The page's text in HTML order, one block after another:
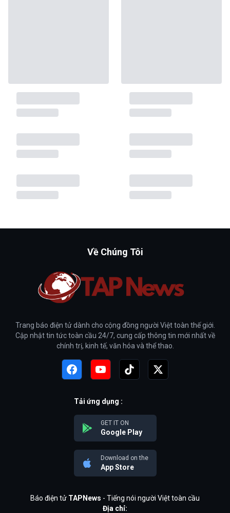
Về Chúng Tôi
Trang báo điện tử dành cho cộng đồng người Việt toàn thế giới.
Cập nhật tin tức toàn cầu 24/7, cung cấp thông tin mới nhất về
chính trị, kinh tế, văn hóa và thể thao.
Tải ứng dụng :
GET IT ON
Google Play
Download on the
App Store
Báo điện tử TAPNews - Tiếng nói người Việt toàn cầu
Địa chỉ: